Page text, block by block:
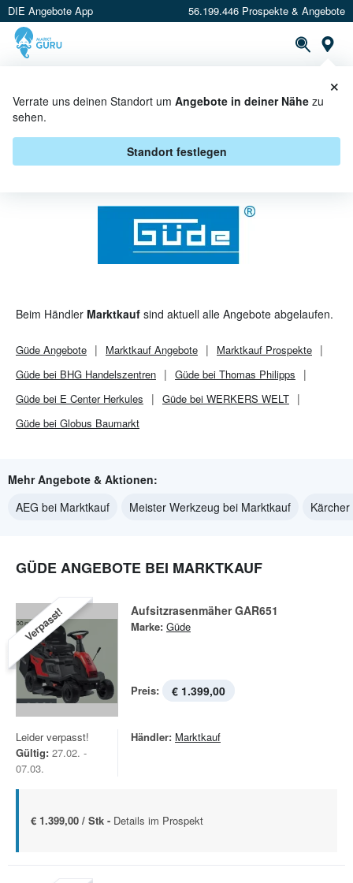
DIE Angebote App 56.199.446 Prospekte & Angebote
Verrate uns deinen Standort um Angebote in deiner Nähe zu
sehen.
Standort festlegen
×
GÜDE BEI MARKTKAUF -
ANGEBOTE & AKTIONEN
Beim Händler Marktkauf sind aktuell alle Angebote abgelaufen.
Güde Angebote Marktkauf Angebote Marktkauf Prospekte
Güde bei BHG Handelszentren
Güde bei Thomas Philipps
Güde bei E Center Herkules
Güde bei WERKERS WELT
Güde bei Globus Baumarkt
Mehr Angebote & Aktionen:
AEG bei Marktkauf
Meister Werkzeug bei Marktkauf
GÜDE ANGEBOTE BEI MARKTKAUF
Verpasst! Aufsitzrasenmäher GAR651
Marke: Güde
Preis: € 1.399,00
Leider verpasst!
Gültig: 27.02. -
07.03.
Händler: Marktkauf
€ 1.399,00 / Stk - Details im Prospekt